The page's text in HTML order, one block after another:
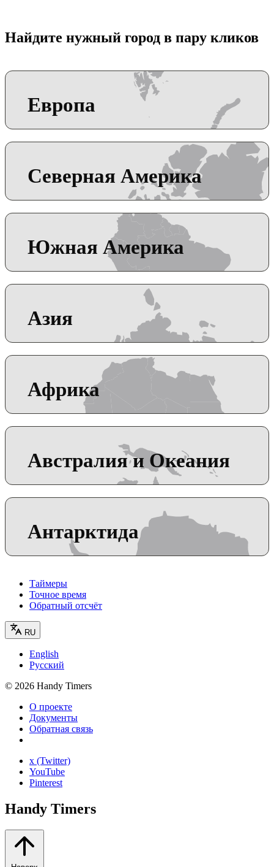
Найдите нужный город в пару кликов
Европа
Северная Америка
Южная Америка
Азия
Африка
Австралия и Океания
Антарктида
Таймеры
Точное время
Обратный отсчёт
RU
English
Русский
© 2026 Handy Timers
О проекте
Документы
Обратная связь
x (Twitter)
YouTube
Pinterest
Handy Timers